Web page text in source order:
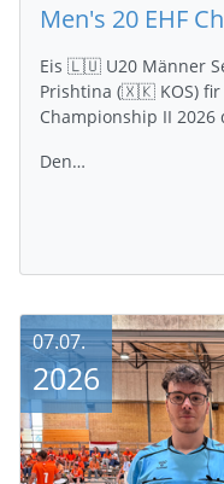
Eis 🇱🇺 U20 Männer
Prishtina (🇽🇰 KOS) fir
Championship II 2026
Den…
07.07.
2026